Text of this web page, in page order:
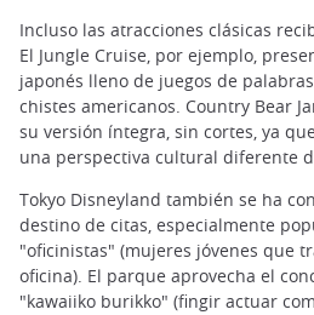
Incluso las atracciones clásicas
El Jungle Cruise, por ejemplo,
japonés lleno de juegos de
chistes americanos. Country Bear
su versión íntegra, sin cortes, ya
una perspectiva cultural diferente
Tokyo Disneyland también se ha
destino de citas, especialmente
"oficinistas" (mujeres jóvenes que
oficina). El parque aprovecha el
"kawaiiko burikko" (fingir actuar